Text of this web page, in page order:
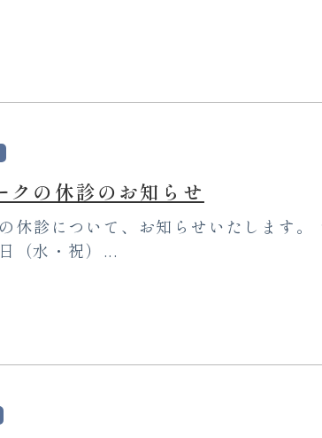
クの休診のお知らせ
休診について、お知らせいたします。
（水・祝）...